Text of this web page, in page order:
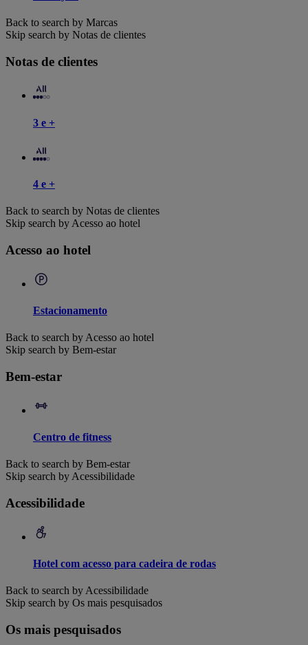
Back to search by Marcas
Skip search by Notas de clientes
Notas de clientes
3 e +
4 e +
Back to search by Notas de clientes
Skip search by Acesso ao hotel
Acesso ao hotel
Estacionamento
Back to search by Acesso ao hotel
Skip search by Bem-estar
Bem-estar
Centro de fitness
Back to search by Bem-estar
Skip search by Acessibilidade
Acessibilidade
Hotel com acesso para cadeira de rodas
Back to search by Acessibilidade
Skip search by Os mais pesquisados
Os mais pesquisados